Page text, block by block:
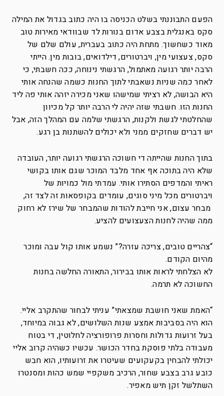
הפעם התבוננתי בשלט הכניסה בו היה כתוב בגדול את המילה
סקס באנגלית בצבע אדום בנורות לד שבוודאי מאירות טוב
מאוד כשחשוך. מתחת היה כתוב בעברית, עולם שלם של
סקס, צעצועי מין, ויברטורים, דילדואים, בובות מין. הייתי
הרבה יותר רגועה מאתמול, הרגשתי נינוחה, ככה חשבתי, כי
לאחר כמה שניות נשאבתי לתוך החנות כשמה שהנחה אותי
היא הבושה, לא רציתי שמישהו שאני מכירה יזהה אותי פה ליד
החנות הזו. חשבתי שזה יהיה לי הרבה יותר קל מכיוון
שהחלטתי לגשת ולקנות, הרגשתי שלמה עם המהלך הזה, אבל
יש דברים שחזקים ממני ולא יכולים להשתנות בן רגע.
בתוך החנות שהייתה די חשוכה הרגשתי רגועה יותר, העובדה
שלא היה בתוכה אף אחד מלבד המוכר שגם אותו בקושי
ראיתי והמדפים הסתירו אותי. עמדתי מול כמויות של
ויברטורים מכל מיני סוגים, עומדים בקופסאות זה לצד זה,
מבחר עצום, אני חייבת להודות שהמבחר של שירז לא רחוק
ממה שהיה לחנות הצעצועים להציע.
“צהריים טובים, צריכה עזרה?” נשמע אותו קול עבה ומוכר
מהיום הקודם.
לא הצלחתי לראות אותו בבירור, התאורה החלשה בחנות
החשוכה לא תרמה.
“האמת שאני חושבת שמצאתי” עניתי לבחור שהתקרב אליי.
הוא היה בסביבות אמצע שנות השלושים, לא גבוה במיוחד,
בעל זרועות גדולות וחסרות פרופורציה לחלוטין, די בטוח
מעבודה בלתי פוסקת בחדר הכושר. עכשיו כשהיה קרוב אליי
יכולתי להבחין בקעקועים שעיטרו את זרועותיו, הוא חבש
כובע גרב בצבע שחור, הרכיב משקפיי שמש כהות ומסנטרו
השתלשל זקן תיש מאפיר.